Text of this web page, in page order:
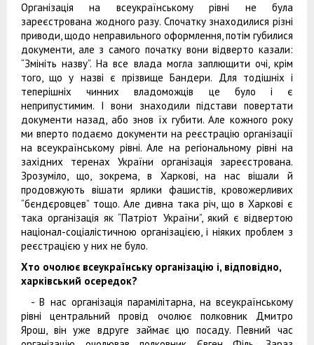
Організація на всеукраїнському рівні не була
зареєстрована жодного разу. Спочатку знаходилися різні
приводи, щодо неправильного оформлення, потім губилися
документи, але з самого початку вони відверто казали:
“Змініть назву”. На все влада могла заплющити очі, крім
того, що у назві є прізвище Бандери. Для тодішніх і
теперішніх чинних владоможців це було і є
неприпустимим. І вони знаходили підстави повертати
документи назад, або знов їх губити. Але кожного року
ми вперто подаємо документи на реєстрацію організації
на всеукраїнському рівні. Але на регіональному рівні на
західних теренах України організація зареєстрована.
Зрозуміло, що, зокрема, в Харкові, на нас вішали й
продовжують вішати ярлики фашистів, кровожерливих
“бєндєровцев” тощо. Але дивна така річ, що в Харкові є
така організація як “Патріот України”, який є відвертою
націонал-соціалістичною організацією, і ніяких проблем з
реєстрацією у них не було.
Хто очолює всеукраїнську організацію і, відповідно,
харківський осередок?
- В нас організація парамілітарна, на всеукраїнському
рівні центральний провід очолює полковник Дмитро
Ярош, він уже вдруге займає цю посаду. Певний час